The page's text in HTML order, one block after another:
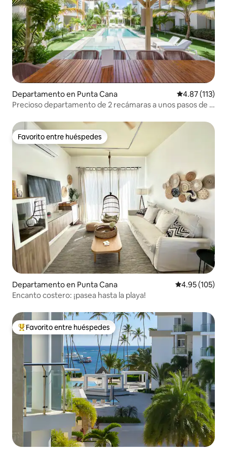
Departamento en Punta Cana Calificación
4.87 (113)
Precioso departamento de 2 recámaras a unos pasos de la
Favorito entre huéspedes
Favorito entre huéspedes
Departamento en Punta Cana Calificación
4.95 (105)
Encanto costero: ¡pasea hasta la playa!
De los mejores en Favorito entre huéspedes
Favorito entre huéspedes